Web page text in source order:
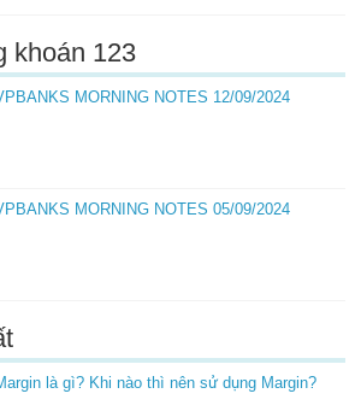
khoán 123
MORNING NOTES 12/09/2024
MORNING NOTES 05/09/2024
là gì? Khi nào thì nên sử dụng Margin?